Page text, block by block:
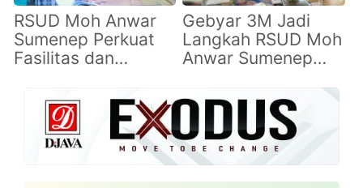
RSUD Moh Anwar
Sumenep Perkuat
Fasilitas dan
Pusat Rujukan
Kesehatan Madura
Gebyar 3M Jadi
Langkah RSUD Moh
Anwar Sumenep
Layanan dan
Keselamatan Pasien